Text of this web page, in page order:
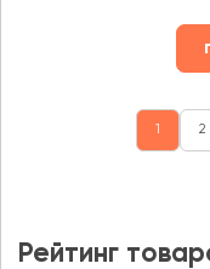
1 2
Рейтинг